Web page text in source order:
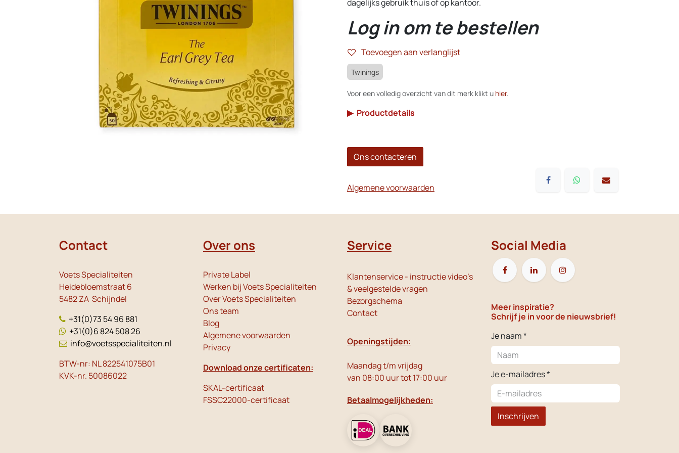
dagelijks gebruik thuis of op kantoor.
Log in om te bestellen
Toevoegen aan verlanglijst
Twinings
Voor een volledig overzicht van dit merk klikt u hier.
▶ Productdetails
Ons contacteren
Algemene voorwaarden
Contact
Voets Specialiteiten
Heidebloemstraat 6
5482 ZA Schijndel
+31(0)73 54 96 881
+31(0)6 824 508 26
info@voetsspecialiteiten.nl
BTW-nr: NL 822541075B01
KVK-nr. 50086022
Over ons
Private Label
Werken bij Voets Specialiteiten
Over Voets Specialiteiten
Ons team
Blog
Algemene voorwaarden
Privacy
Download onze certificaten:
SKAL-certificaat
FSSC22000-certificaat
Service
Klantenservice - instructie video's
& veelgestelde vragen
Bezorgschema
Contact
Openingstijden:
Maandag t/m vrijdag
van 08:00 uur tot 17:00 uur
Betaalmogelijkheden:
Social Media
Meer inspiratie?
Schrijf je in voor de nieuwsbrief!
Je naam *
Je e-mailadres *
Inschrijven